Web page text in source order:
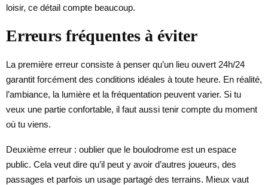
loisir, ce détail compte beaucoup.
Erreurs fréquentes à éviter
La première erreur consiste à penser qu’un lieu ouvert 24h/24
garantit forcément des conditions idéales à toute heure. En réalité,
l’ambiance, la lumière et la fréquentation peuvent varier. Si tu
veux une partie confortable, il faut aussi tenir compte du moment
où tu viens.
Deuxième erreur : oublier que le boulodrome est un espace
public. Cela veut dire qu’il peut y avoir d’autres joueurs, des
passages et parfois un usage partagé des terrains. Mieux vaut